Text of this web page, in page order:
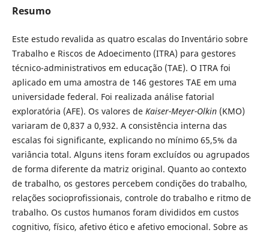
Resumo
Este estudo revalida as quatro escalas do Inventário sobre
Trabalho e Riscos de Adoecimento (ITRA) para gestores
técnico-administrativos em educação (TAE). O ITRA foi
aplicado em uma amostra de 146 gestores TAE em uma
universidade federal. Foi realizada análise fatorial
exploratória (AFE). Os valores de Kaiser-Meyer-Olkin(KMO)
variaram de 0,837 a 0,932. A consistência interna das
escalas foi significante, explicando no mínimo 65,5% da
variância total. Alguns itens foram excluídos ou agrupados
de forma diferente da matriz original. Quanto ao contexto
de trabalho, os gestores percebem condições do trabalho,
relações socioprofissionais, controle do trabalho e ritmo de
trabalho. Os custos humanos foram divididos em custos
cognitivo, físico, afetivo ético e afetivo emocional. Sobre as